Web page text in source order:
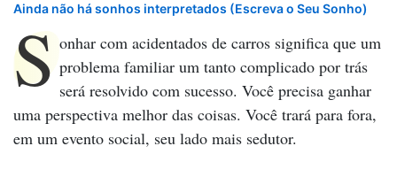
Ainda não há sonhos interpretados (Escreva o Seu Sonho)
S onhar com acidentados de carros significa que um
problema familiar um tanto complicado por trás
será resolvido com sucesso. Você precisa ganhar
uma perspectiva melhor das coisas. Você trará para fora,
em um evento social, seu lado mais sedutor.